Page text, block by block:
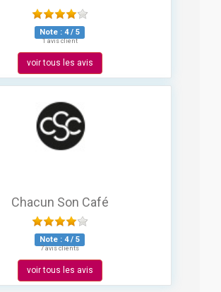
Note : 4/ 5
1 avis client
voir tous les avis
Chacun Son Café
Note : 4/ 5
7 avis clients
voir tous les avis